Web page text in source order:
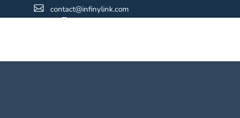
 contact@infinylink.com